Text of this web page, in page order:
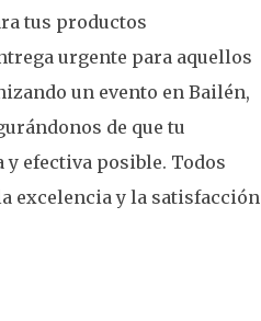
tus productos
urgente para aquellos
un evento en Bailén,
de que tu
efectiva posible. Todos
excelencia y la satisfacción